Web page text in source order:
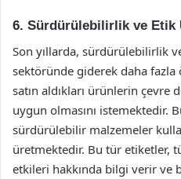
6. Sürdürülebilirlik ve Etik
Son yıllarda, sürdürülebilirlik
sektöründe giderek daha fazla
satın aldıkları ürünlerin çevre
uygun olmasını istemektedir.
sürdürülebilir malzemeler
üretmektedir. Bu tür etiketler,
etkileri hakkında bilgi verir ve